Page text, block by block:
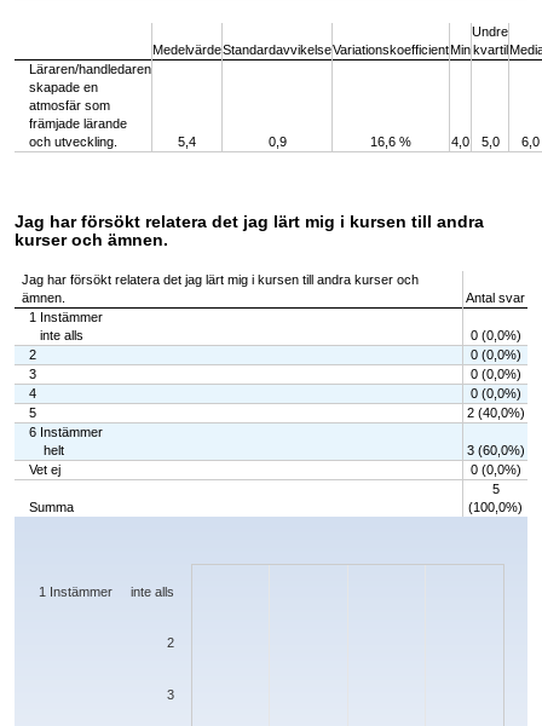
MedelvärdeStandardavvikelseVariationskoefficientMin
Undre
kvartil
Läraren/handledaren
skapade en
atmosfär som
främjade lärande
och utveckling.
5,4 0,9 16,6 % 4,0 5,0 6,0
Jag har försökt relatera det jag lärt mig i kursen till andra
kurser och ämnen.
Jag har försökt relatera det jag lärt mig i kursen till andra kurser och
ämnen.
Antal svar
1 Instämmer
inte alls
0 (0,0%)
2
0 (0,0%)
3
0 (0,0%)
4
0 (0,0%)
5
2 (40,0%)
6 Instämmer
helt
3 (60,0%)
Vet ej
0 (0,0%)
Summa
5
(100,0%)
Chart
The chart has 1 X axis displaying categories.
3
2
1 Instämmer inte alls